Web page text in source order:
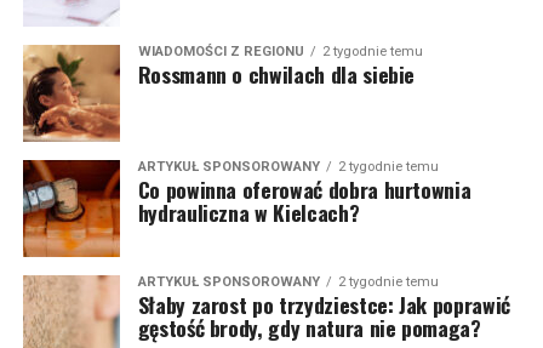
WIADOMOŚCI Z REGIONU 2 tygodnie temu
Rossmann o chwilach dla siebie
ARTYKUŁ SPONSOROWANY 2 tygodnie temu
Co powinna oferować dobra hurtownia
hydrauliczna w Kielcach?
ARTYKUŁ SPONSOROWANY 2 tygodnie temu
Słaby zarost po trzydziestce: Jak poprawić
gęstość brody, gdy natura nie pomaga?